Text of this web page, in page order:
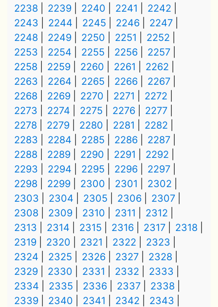
2238
2239 2240 2241
2242
2243
2244 2245 2246
2247
2248
2249 2250 2251
2252
2253
2254 2255 2256
2257
2258
2259 2260 2261
2262
2263
2264 2265 2266
2267
2268
2269 2270 2271
2272
2273
2274 2275 2276
2277
2278
2279 2280 2281
2282
2283
2284 2285 2286
2287
2288
2289 2290 2291
2292
2293
2294 2295 2296
2297
2298
2299 2300 2301
2302
2303
2304 2305 2306
2307
2308
2309 2310 2311
2312
2313
2314 2315 2316 2317
2318
2319
2320 2321 2322
2323
2324
2325 2326 2327
2328
2329
2330 2331 2332
2333
2334
2335 2336 2337
2338
2339
2340 2341 2342
2343